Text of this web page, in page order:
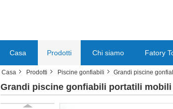
Casa Prodotti Chi siamo Fatory
Casa Prodotti Piscine gonfiabili Grandi piscine
Grandi piscine gonfiabili portatili